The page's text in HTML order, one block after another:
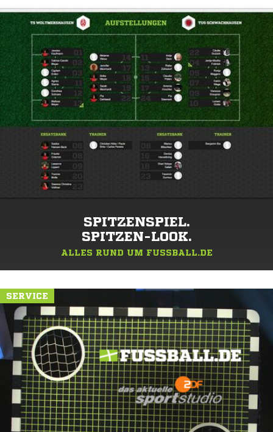
SPITZENSPIEL.
SPITZEN-LOOK.
ALLES RUND UM FUSSBALL.DE
SERVICE